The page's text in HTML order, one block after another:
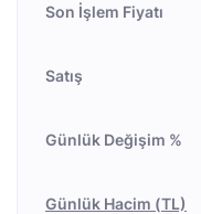
Son İşlem Fiyatı
Satış
Günlük Değişim %
Günlük Hacim (TL)